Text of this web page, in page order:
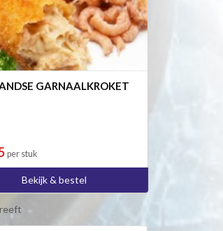
GARNAALKROKET
per stuk
Bekijk & bestel